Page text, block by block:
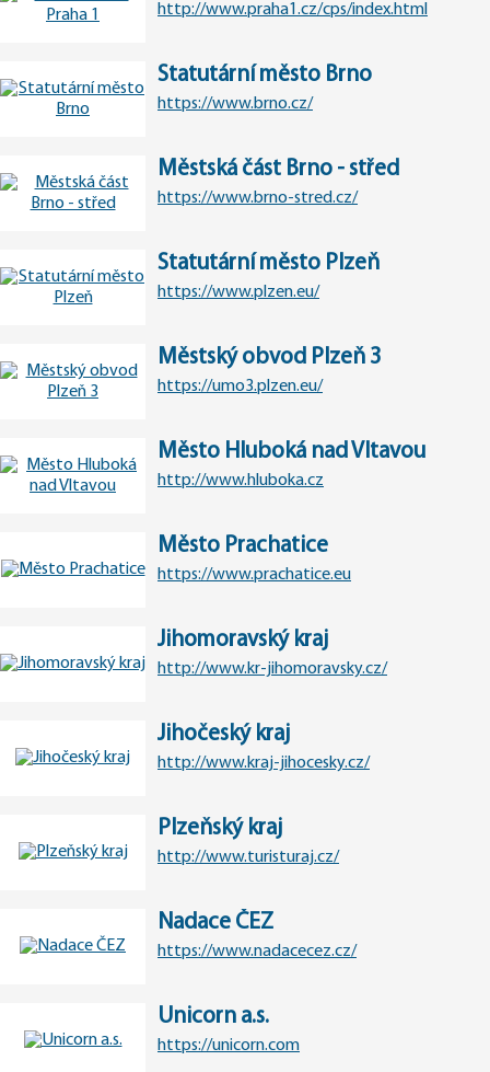
http://www.praha1.cz/cps/index.html
Statutární město Brno
https://www.brno.cz/
Městská část Brno - střed
https://www.brno-stred.cz/
Statutární město Plzeň
https://www.plzen.eu/
Městský obvod Plzeň 3
https://umo3.plzen.eu/
Město Hluboká nad Vltavou
http://www.hluboka.cz
Město Prachatice
https://www.prachatice.eu
Jihomoravský kraj
http://www.kr-jihomoravsky.cz/
Jihočeský kraj
http://www.kraj-jihocesky.cz/
Plzeňský kraj
http://www.turisturaj.cz/
Nadace ČEZ
https://www.nadacecez.cz/
Unicorn a.s.
https://unicorn.com